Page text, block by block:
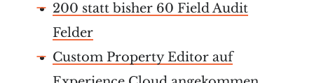
200 statt bisher 60 Field Audit
Felder
Custom Property Editor auf